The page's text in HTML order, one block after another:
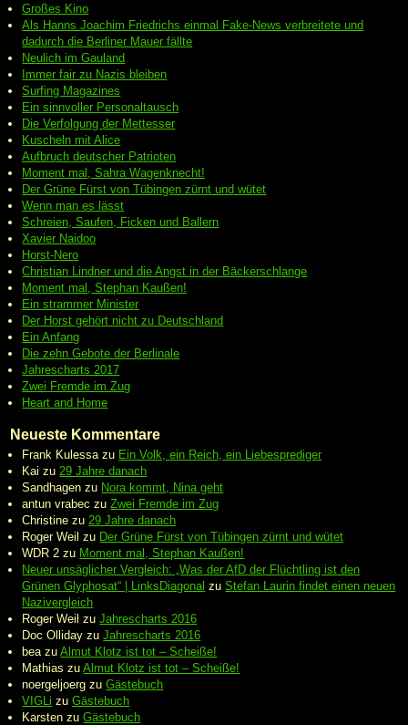
Großes Kino
Als Hanns Joachim Friedrichs einmal Fake-News verbreitete und
dadurch die Berliner Mauer fällte
Neulich im Gauland
Immer fair zu Nazis bleiben
Surfing Magazines
Ein sinnvoller Personaltausch
Die Verfolgung der Mettesser
Kuscheln mit Alice
Aufbruch deutscher Patrioten
Moment mal, Sahra Wagenknecht!
Der Grüne Fürst von Tübingen zürnt und wütet
Wenn man es lässt
Schreien, Saufen, Ficken und Ballern
Xavier Naidoo
Horst-Nero
Christian Lindner und die Angst in der Bäckerschlange
Moment mal, Stephan Kaußen!
Ein strammer Minister
Der Horst gehört nicht zu Deutschland
Ein Anfang
Die zehn Gebote der Berlinale
Jahrescharts 2017
Zwei Fremde im Zug
Heart and Home
Neueste Kommentare
Frank Kulessa zu Ein Volk, ein Reich, ein Liebesprediger
Kai zu 29 Jahre danach
Sandhagen zu Nora kommt, Nina geht
antun vrabec zuZwei Fremde im Zug
Christine zu 29 Jahre danach
Roger Weil zu Der Grüne Fürst von Tübingen zürnt und wütet
WDR 2 zu Moment mal, Stephan Kaußen!
Neuer unsäglicher Vergleich: „Was der AfD der Flüchtling ist den
Grünen Glyphosat“ | LinksDiagonal zuStefan Laurin findet einen neuen
Nazivergleich
Roger Weil zuJahrescharts 2016
Doc Olliday zuJahrescharts 2016
bea zuAlmut Klotz ist tot – Scheiße!
Mathias zuAlmut Klotz ist tot – Scheiße!
noergeljoerg zuGästebuch
VIGLi zuGästebuch
Karsten zuGästebuch